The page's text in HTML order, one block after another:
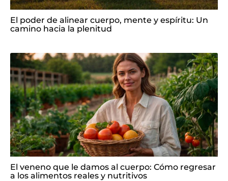
El poder de alinear cuerpo, mente y espíritu: Un
camino hacia la plenitud
El veneno que le damos al cuerpo: Cómo regresar
a los alimentos reales y nutritivos